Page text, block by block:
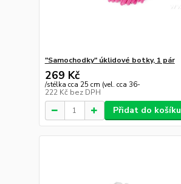
"Samochodky" úklidové botky, 1 pár
269 Kč
/stélka cca 25 cm (vel. cca 36-
222 Kč bez DPH
Přidat do košíku